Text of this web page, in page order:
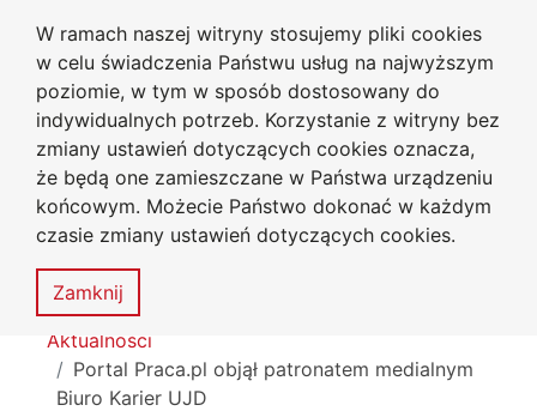
W ramach naszej witryny stosujemy pliki cookies
w celu świadczenia Państwu usług na najwyższym
poziomie, w tym w sposób dostosowany do
indywidualnych potrzeb. Korzystanie z witryny bez
zmiany ustawień dotyczących cookies oznacza,
że będą one zamieszczane w Państwa urządzeniu
końcowym. Możecie Państwo dokonać w każdym
czasie zmiany ustawień dotyczących cookies.
Zamknij
Przejdź do głównego menu
Przejdź do treści
Przejdź do wyszukiwarki
Przejdź do mapy serwisu
Uniwersytet
Jana Długosza w Częstochowie
Mapa
serwisu
MENU
Tutaj jesteś
Aktualności
Portal Praca.pl objął patronatem medialnym
Biuro Karier UJD